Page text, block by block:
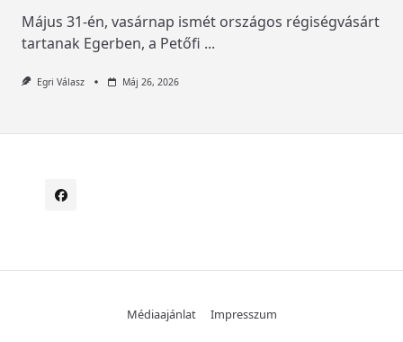
Május 31-én, vasárnap ismét országos régiségvásárt
tartanak Egerben, a Petőfi ...
Egri Válasz Máj 26, 2026
Médiaajánlat Impresszum